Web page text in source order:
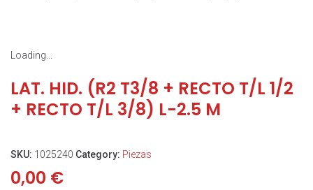
Loading...
LAT. HID. (R2 T3/8 + RECTO T/L 1/2
+ RECTO T/L 3/8) L-2.5 M
SKU: 1025240 Category: Piezas
0,00 €